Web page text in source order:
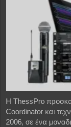
Η ThessPro
Coordinator και
2006, σε ένα